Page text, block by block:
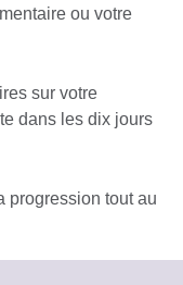
ou votre
sur votre
dans les dix jours
progression tout au